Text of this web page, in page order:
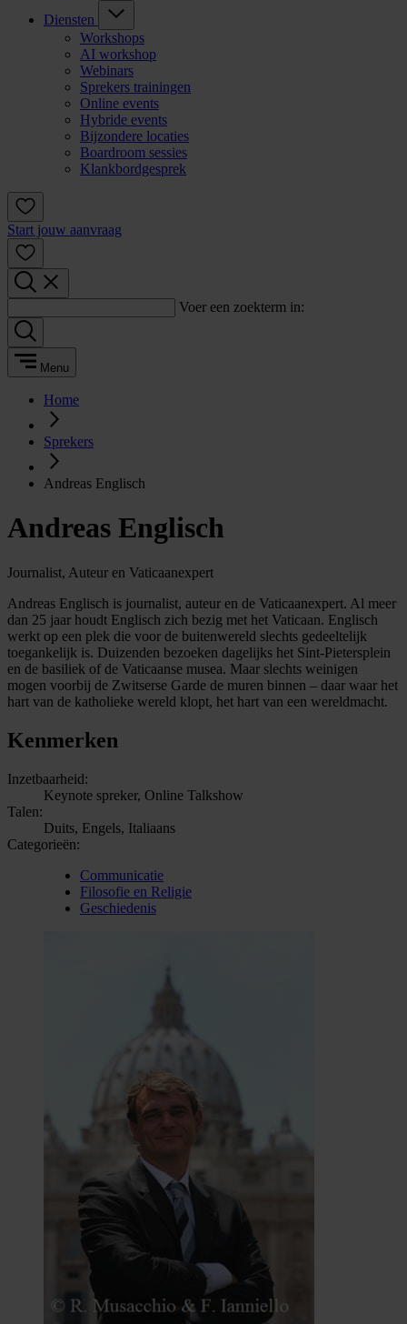
Diensten
Workshops
AI workshop
Webinars
Sprekers trainingen
Online events
Hybride events
Bijzondere locaties
Boardroom sessies
Klankbordgesprek
Start jouw aanvraag
Voer een zoekterm in:
Menu
Home
Sprekers
Andreas Englisch
Andreas Englisch
Journalist, Auteur en Vaticaanexpert
Andreas Englisch is journalist, auteur en de Vaticaanexpert. Al meer
dan 25 jaar houdt Englisch zich bezig met het Vaticaan. Englisch
werkt op een plek die voor de buitenwereld slechts gedeeltelijk
toegankelijk is. Duizenden bezoeken dagelijks het Sint-Pietersplein
en de basiliek of de Vaticaanse musea. Maar slechts weinigen
mogen voorbij de Zwitserse Garde de muren binnen – daar waar het
hart van de katholieke wereld klopt, het hart van een wereldmacht.
Kenmerken
Inzetbaarheid:
Keynote spreker, Online Talkshow
Talen:
Duits, Engels, Italiaans
Categorieën:
Communicatie
Filosofie en Religie
Geschiedenis